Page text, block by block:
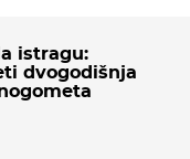
istragu:
dvogodišnja